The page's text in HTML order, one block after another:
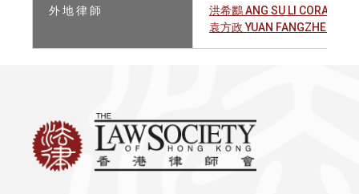
外 地 律 師
洪希鸝 ANG SU LI CORA
袁方政 YUAN FANGZHENG